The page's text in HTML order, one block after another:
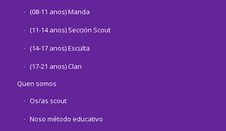
(08-11 anos) Manda
(11-14 anos) Sección Scout
(14-17 anos) Esculta
(17-21 anos) Clan
Quen somos
Os/as scout
Noso método educativo